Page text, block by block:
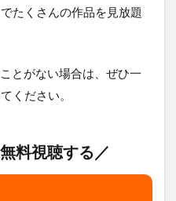
たくさんの作品を見放題
とがない場合は、ぜひ一
ください。
料視聴する／